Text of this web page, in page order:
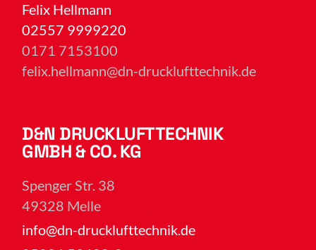
Felix Hellmann
02557 9999220
0171 7153100
felix.hellmann@dn-drucklufttechnik.de
D&N DRUCKLUFTTECHNIK
GMBH & CO. KG
Spenger Str. 38
49328 Melle
info@dn-drucklufttechnik.de